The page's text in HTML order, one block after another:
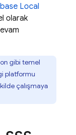
Local
olarak
gibi temel
platformu
çalışmaya